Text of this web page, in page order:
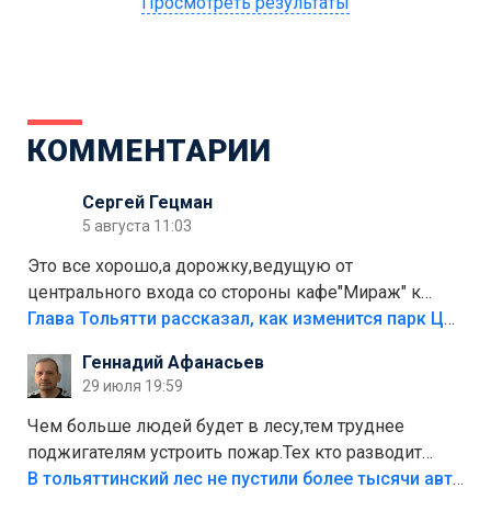
КОММЕНТАРИИ
Сергей Гецман
5 августа 11:03
Это все хорошо,а дорожку,ведущую от
центрального входа со стороны кафе"Мираж" к
аттракционам слабо доделать?А то бордюры
лежала в парке и испортилась.Да еще,видимо,часть
украли.
Глава Тольятти рассказал, как изменится парк Центрального района
Геннадий Афанасьев
29 июля 19:59
Чем больше людей будет в лесу,тем труднее
поджигателям устроить пожар.Тех кто разводит
костры,тех надо безбожно штрафовать.Камер полно
В тольяттинский лес не пустили более тысячи автомобилей